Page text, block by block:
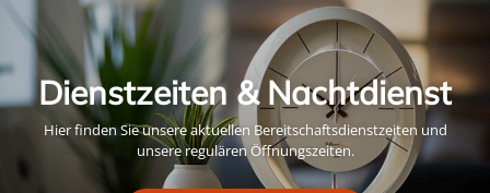
Dienstzeiten & Nachtdienst
Hier finden Sie unsere aktuellen Bereitschaftsdienstzeiten und
unsere regulären Öffnungszeiten.